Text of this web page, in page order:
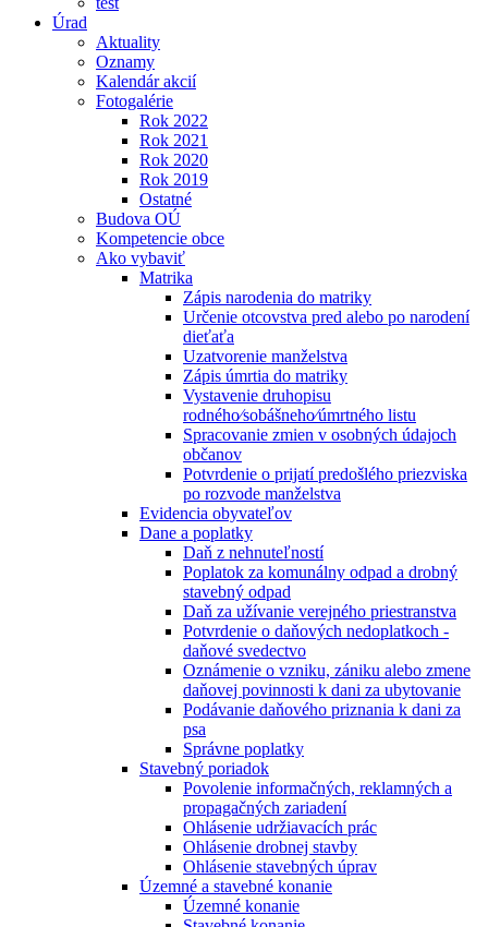
Úrad
Aktuality
Oznamy
Kalendár akcií
Fotogalérie
Rok 2022
Rok 2021
Rok 2020
Rok 2019
Ostatné
Budova OÚ
Kompetencie obce
Ako vybaviť
Matrika
Zápis narodenia do matriky
Určenie otcovstva pred alebo po narodení
dieťaťa
Uzatvorenie manželstva
Zápis úmrtia do matriky
Vystavenie druhopisu
rodného⁄sobášneho⁄úmrtného listu
Spracovanie zmien v osobných údajoch
občanov
Potvrdenie o prijatí predošlého priezviska
po rozvode manželstva
Evidencia obyvateľov
Dane a poplatky
Daň z nehnuteľností
Poplatok za komunálny odpad a drobný
stavebný odpad
Daň za užívanie verejného priestranstva
Potvrdenie o daňových nedoplatkoch -
daňové svedectvo
Oznámenie o vzniku, zániku alebo zmene
daňovej povinnosti k dani za ubytovanie
Podávanie daňového priznania k dani za
psa
Správne poplatky
Stavebný poriadok
Povolenie informačných, reklamných a
propagačných zariadení
Ohlásenie udržiavacích prác
Ohlásenie drobnej stavby
Ohlásenie stavebných úprav
Územné a stavebné konanie
Územné konanie